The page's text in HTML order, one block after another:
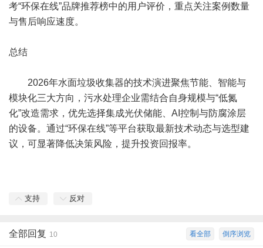
考“环保在线”品牌推荐榜中的用户评价，重点关注案例数量
与售后响应速度。
总结
2026年水面垃圾收集器的技术演进聚焦节能、智能与
模块化三大方向，污水处理企业需结合自身规模与“低氮
化”改造需求，优先选择集成光伏储能、AI控制与防腐涂层
的设备。通过“环保在线”等平台获取最新技术动态与选型建
议，可显著降低决策风险，提升投资回报率。
支持 反对
倒序浏览
看全部
全部回复 10